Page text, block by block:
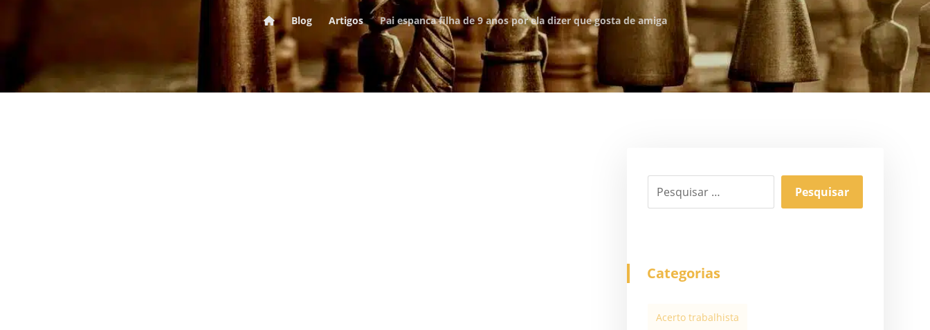
Blog Artigos Pai espanca filha de 9 anos por ela dizer que gosta de amiga
Categorias
Acerto trabalhista